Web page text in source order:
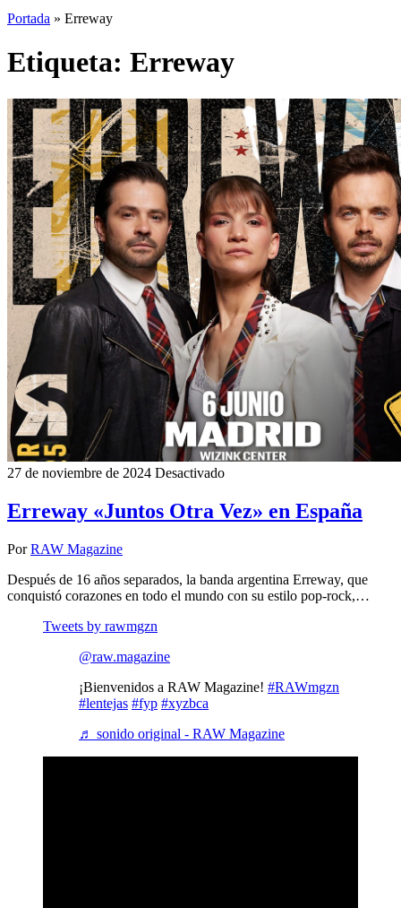
Portada » Erreway
Etiqueta: Erreway
27 de noviembre de 2024 Desactivado
Erreway «Juntos Otra Vez» en España
Por RAW Magazine
Después de 16 años separados, la banda argentina Erreway, que
conquistó corazones en todo el mundo con su estilo pop-rock,…
Tweets by rawmgzn
@raw.magazine
¡Bienvenidos a RAW Magazine! #RAWmgzn
#lentejas #fyp #xyzbca
♬ sonido original - RAW Magazine